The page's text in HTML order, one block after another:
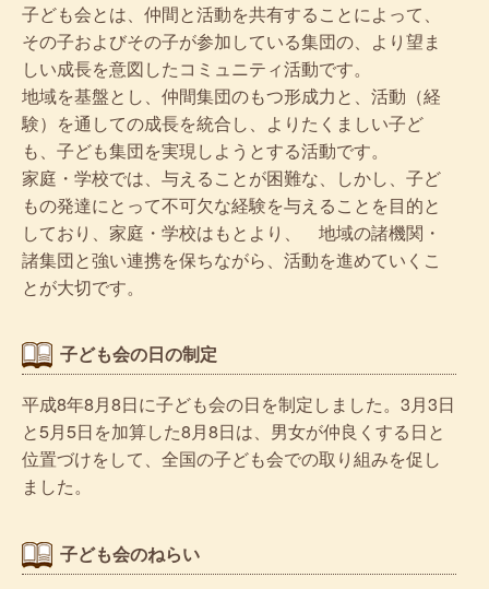
子ども会とは、仲間と活動を共有することによって、
その子およびその子が参加している集団の、より望ま
しい成長を意図したコミュニティ活動です。
地域を基盤とし、仲間集団のもつ形成力と、活動（経
験）を通しての成長を統合し、よりたくましい子ど
も、子ども集団を実現しようとする活動です。
家庭・学校では、与えることが困難な、しかし、子ど
もの発達にとって不可欠な経験を与えることを目的と
しており、家庭・学校はもとより、 地域の諸機関・
諸集団と強い連携を保ちながら、活動を進めていくこ
とが大切です。
子ども会の日の制定
平成8年8月8日に子ども会の日を制定しました。3月3日
と5月5日を加算した8月8日は、男女が仲良くする日と
位置づけをして、全国の子ども会での取り組みを促し
ました。
子ども会のねらい